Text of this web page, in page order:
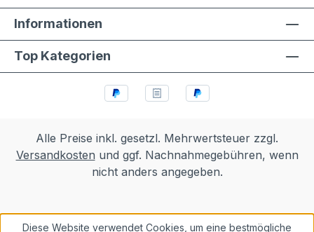
Informationen
Top Kategorien
Alle Preise inkl. gesetzl. Mehrwertsteuer zzgl.
Versandkosten und ggf. Nachnahmegebühren, wenn
nicht anders angegeben.
Diese Website verwendet Cookies, um eine bestmögliche